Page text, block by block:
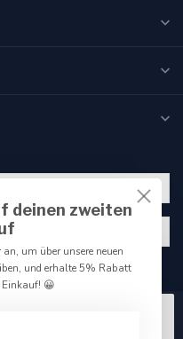
deinen zweiten
um über unsere neuen
und erhalte 5% Rabatt
Einkauf! 😀